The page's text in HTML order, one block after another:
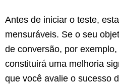
Antes de iniciar o teste,
mensuráveis. Se o seu
de conversão, por
constituirá uma melhoria
que você avalie o sucesso